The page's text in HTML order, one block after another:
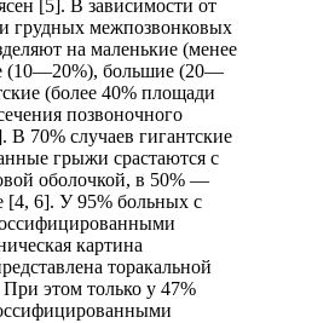
[5]. В зависимости от
грудных межпозвонковых
на маленькие (менее
(10—20%), большие (20—
(более 40% площади
позвоночного
70% случаев гигантские
грыжи срастаются с
оболочкой, в 50% —
[4, 6]. У 95% больных с
картина
торакальной
этом только у 47%